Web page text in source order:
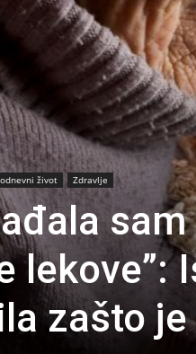
život Zdravlje
lekove”:
zašto